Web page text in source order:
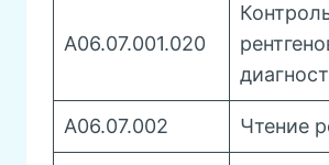
A06.07.001.020
A06.07.002 Чтение